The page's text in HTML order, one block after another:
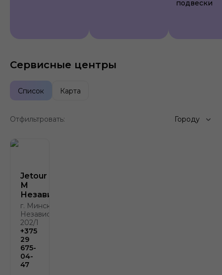
подвески
Сервисные центры
Список Карта
Отфильтровать: Городу
Jetour Атлант-
М
Независимости
г. Минск, пр.
Независимости,
202/1
+375
29
675-
04-
47